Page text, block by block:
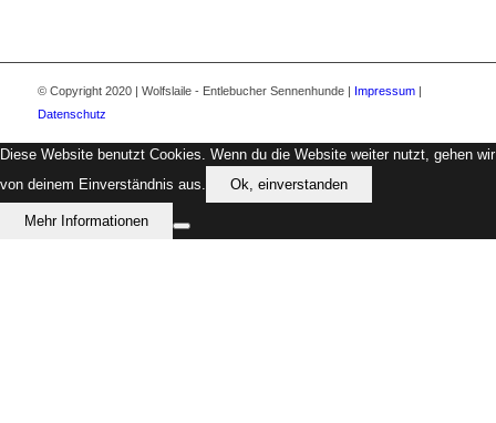
© Copyright 2020 | Wolfslaile - Entlebucher Sennenhunde | Impressum|
Datenschutz
Diese Website benutzt Cookies. Wenn du die Website weiter nutzt, gehen wir
von deinem Einverständnis aus.
Ok, einverstanden
Mehr Informationen